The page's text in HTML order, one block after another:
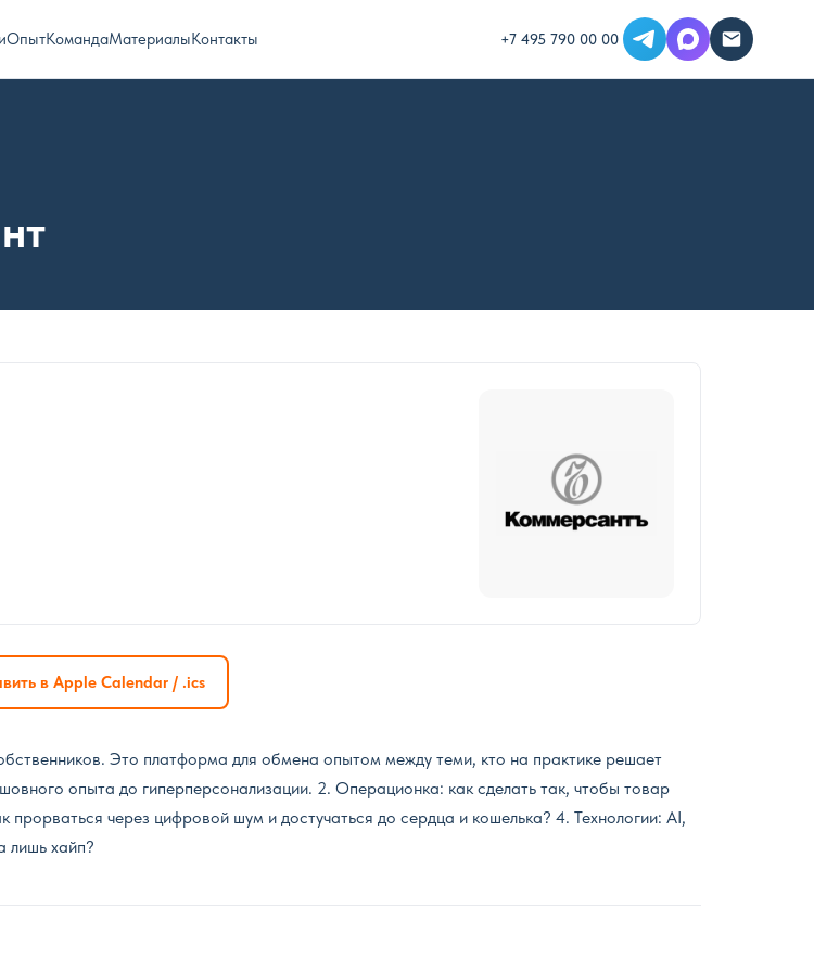
ОпытКомандаМатериалыКонтакты +7 495 790 00 00
в Apple Calendar / .ics
Это платформа для обмена опытом между теми, кто на практике решает
опыта до гиперперсонализации. 2. Операционка: как сделать так, чтобы товар
через цифровой шум и достучаться до сердца и кошелька? 4. Технологии: AI,
лишь хайп?